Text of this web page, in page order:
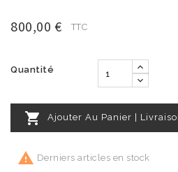
800,00 € TTC
Quantité
 Ajouter Au Panier |
 Derniers articles en stock